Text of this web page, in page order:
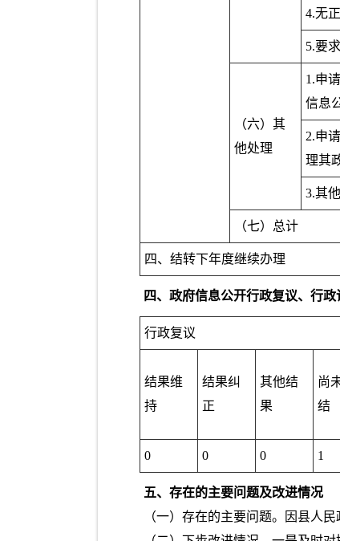
4.无
5.要
（六）其
他处理
1.申
信息
2.申
理其
3.其他
（七）总计
四、结转下年度继续办理
四、政府信息公开行政复议、行政
行政复议
结果维
持
结果纠
正
其他结
果
尚
结
0 0 0 1
五、存在的主要问题及改进情况
（一）存在的主要问题。因县人